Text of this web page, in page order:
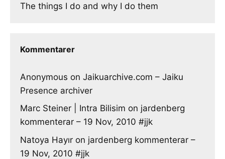
The things I do and why I do them
Kommentarer
Anonymous on Jaikuarchive.com – Jaiku
Presence archiver
Marc Steiner | Intra Bilisim on jardenberg
kommenterar – 19 Nov, 2010 #jjk
Natoya Hayır on jardenberg kommenterar –
19 Nov, 2010 #jjk